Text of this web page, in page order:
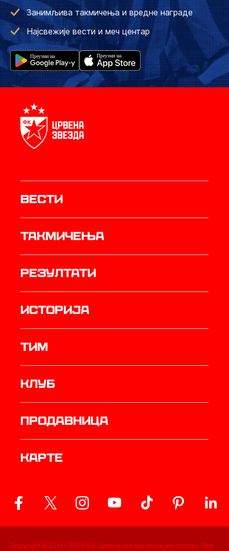
Занимљива такмичења и вредне награде
Најсвежије вести и меч центар
Вести
Такмичења
резултати
историја
ТИМ
Клуб
продавница
Карте
Copyright © 2011 - 2026 ФК Црвена звезда званични портал. Сва